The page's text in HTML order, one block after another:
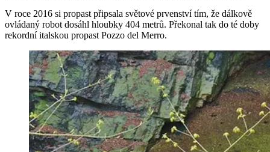
V roce 2016 si propast připsala světové prvenství tím, že dálkově
ovládaný robot dosáhl hloubky 404 metrů. Překonal tak do té doby
rekordní italskou propast Pozzo del Merro.